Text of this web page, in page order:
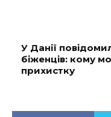
У Данії
біженців: кому
прихистку